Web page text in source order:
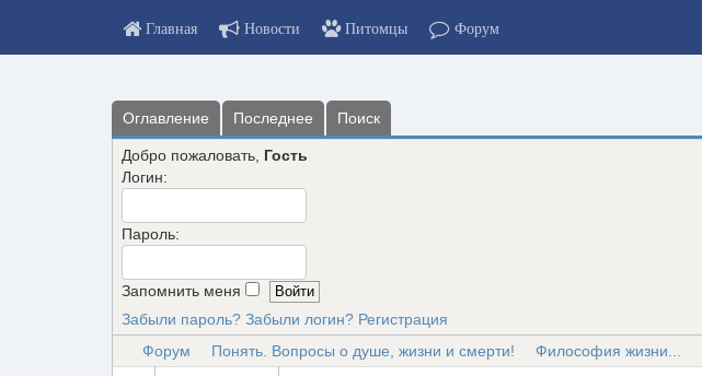
Главная Новости Питомцы Форум
Оглавление Последнее Поиск
Добро пожаловать, Гость
Логин:
Пароль:
Запомнить меня
Забыли пароль? Забыли логин? Регистрация
Форум
Понять. Вопросы о душе, жизни и смерти! Философия жизни...